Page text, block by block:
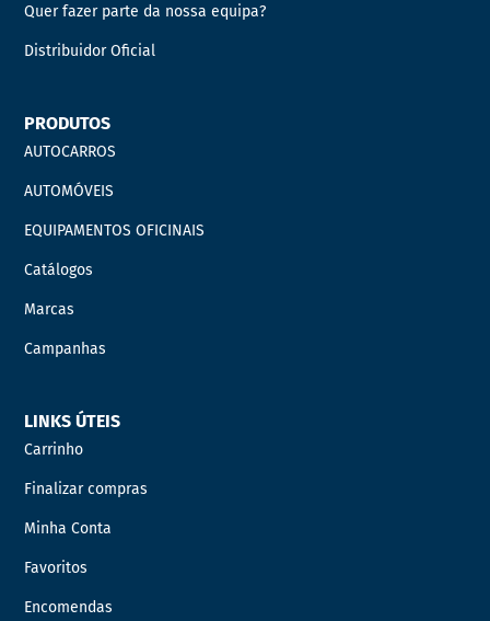
Quer fazer parte da nossa equipa?
Distribuidor Oficial
PRODUTOS
AUTOCARROS
AUTOMÓVEIS
EQUIPAMENTOS OFICINAIS
Catálogos
Marcas
Campanhas
LINKS ÚTEIS
Carrinho
Finalizar compras
Minha Conta
Favoritos
Encomendas